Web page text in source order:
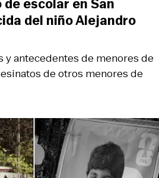
antecedentes de menores de
de otros menores de
escolar en San
del niño Alejandro